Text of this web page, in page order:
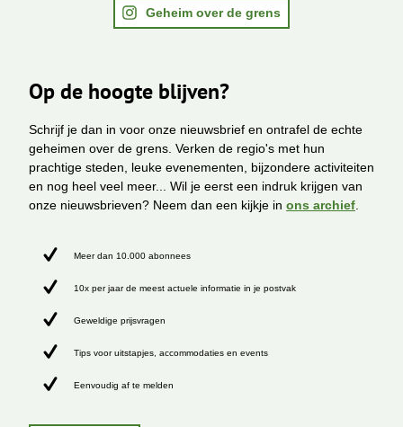
Geheim over de grens
Op de hoogte blijven?
Schrijf je dan in voor onze nieuwsbrief en ontrafel de echte
geheimen over de grens. Verken de regio's met hun
prachtige steden, leuke evenementen, bijzondere activiteiten
en nog heel veel meer... Wil je eerst een indruk krijgen van
onze nieuwsbrieven? Neem dan een kijkje in ons archief
Meer dan 10.000 abonnees
10x per jaar de meest actuele informatie in je postvak
Geweldige prijsvragen
Tips voor uitstapjes, accommodaties en events
Eenvoudig af te melden